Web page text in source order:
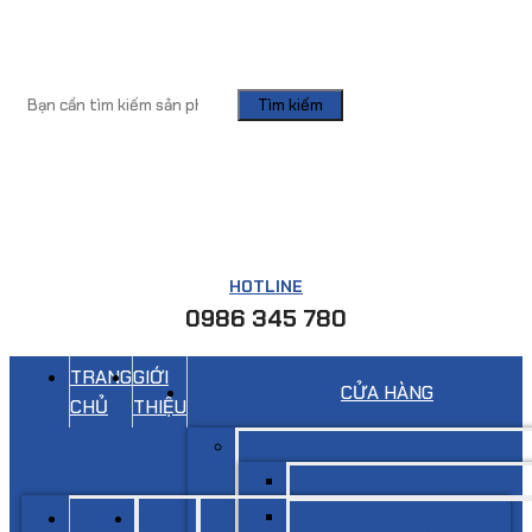
Tìm kiếm
HOTLINE
0986 345 780
TRANG
CHỦ
GIỚI
THIỆU
CỬA HÀNG
TRANG